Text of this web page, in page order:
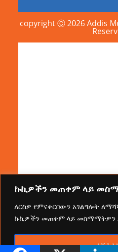
ኩኪዎችን መጠቀም ላይ
ለርስዎ የምናቀርበውን አገልግሎት
ኩኪዎችን መጠቀም ላይ መስማማትዎን
እሺ፤
copyright Ⓒ 2026 Addis